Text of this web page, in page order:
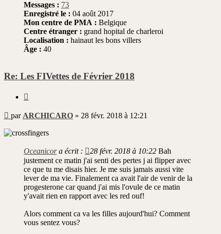
Messages : 73
Enregistré le : 04 août 2017
Mon centre de PMA : Belgique
Centre étranger : grand hopital de charleroi
Localisation : hainaut les bons villers
Âge : 40
Re: Les FIVettes de Février 2018
Message
non
lu
par ARCHICARO » 28 févr. 2018 à 12:21
Oceanicora écrit : 28 févr. 2018 à 10:22 Bah
justement ce matin j'ai senti des pertes j ai flipper avec
ce que tu me disais hier. Je me suis jamais aussi vite
lever de ma vie. Finalement ca avait l'air de venir de la
progesterone car quand j'ai mis l'ovule de ce matin
y'avait rien en rapport avec les red ouf!
Alors comment ca va les filles aujourd'hui? Comment
vous sentez vous?